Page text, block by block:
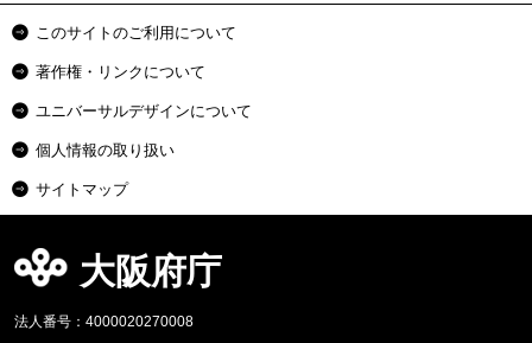
このサイトのご利用について
著作権・リンクについて
ユニバーサルデザインについて
個人情報の取り扱い
サイトマップ
大阪府庁
法人番号：4000020270008